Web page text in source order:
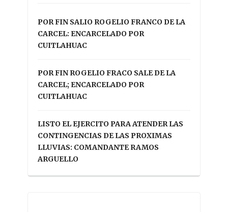
POR FIN SALIO ROGELIO FRANCO DE LA
CARCEL: ENCARCELADO POR
CUITLAHUAC
POR FIN ROGELIO FRACO SALE DE LA
CARCEL; ENCARCELADO POR
CUITLAHUAC
LISTO EL EJERCITO PARA ATENDER LAS
CONTINGENCIAS DE LAS PROXIMAS
LLUVIAS: COMANDANTE RAMOS
ARGUELLO